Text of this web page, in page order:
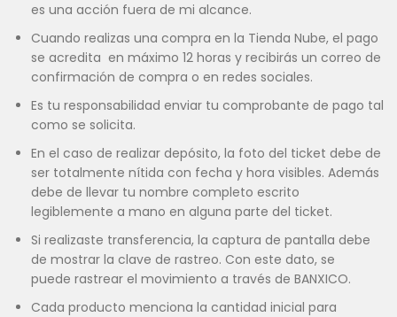
es una acción fuera de mi alcance.
Cuando realizas una compra en la Tienda Nube, el pago
se acredita en máximo 12 horas y recibirás un correo de
confirmación de compra o en redes sociales.
Es tu responsabilidad enviar tu comprobante de pago tal
como se solicita.
En el caso de realizar depósito, la foto del ticket debe de
ser totalmente nítida con fecha y hora visibles. Además
debe de llevar tu nombre completo escrito
legiblemente a mano en alguna parte del ticket.
Si realizaste transferencia, la captura de pantalla debe
de mostrar la clave de rastreo. Con este dato, se
puede rastrear el movimiento a través de BANXICO.
Cada producto menciona la cantidad inicial para